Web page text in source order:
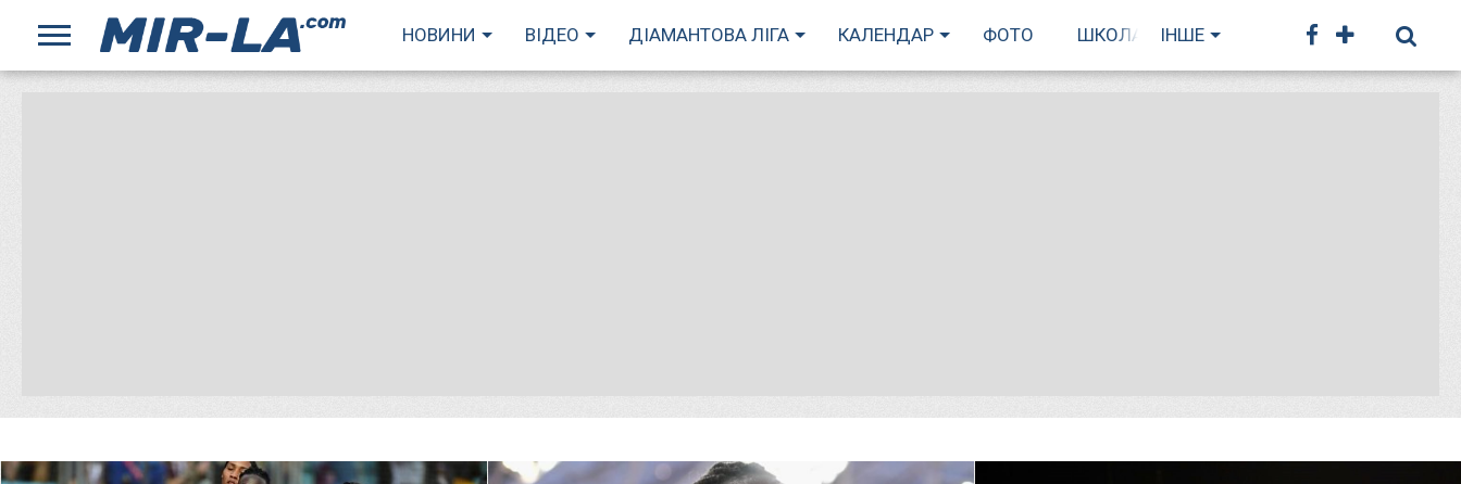
НОВИНИ ВІДЕО ДІАМАНТОВА ЛІГА КАЛЕНДАР ФОТО ШКОЛА БІГУ
ІНШЕ